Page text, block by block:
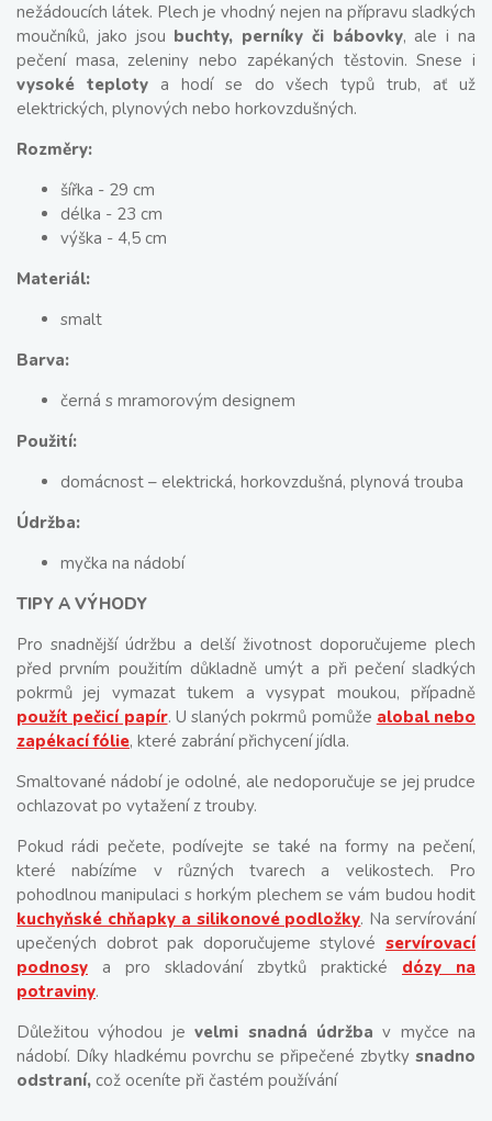
nežádoucích látek. Plech je vhodný nejen na přípravu sladkých
moučníků, jako jsou buchty, perníky či bábovky, ale i na
pečení masa, zeleniny nebo zapékaných těstovin. Snese i
vysoké teplotya hodí se do všech typů trub, ať už
elektrických, plynových nebo horkovzdušných.
Rozměry:
šířka - 29 cm
délka - 23 cm
výška - 4,5 cm
Materiál:
smalt
Barva:
černá s mramorovým designem
Použití:
domácnost – elektrická, horkovzdušná, plynová trouba
Údržba:
myčka na nádobí
TIPY A VÝHODY
Pro snadnější údržbu a delší životnost doporučujeme plech
před prvním použitím důkladně umýt a při pečení sladkých
pokrmů jej vymazat tukem a vysypat moukou, případně
použít pečicí papír. U slaných pokrmů pomůže alobal nebo
zapékací fólie, které zabrání přichycení jídla.
Smaltované nádobí je odolné, ale nedoporučuje se jej prudce
ochlazovat po vytažení z trouby.
Pokud rádi pečete, podívejte se také na formy na pečení,
které nabízíme v různých tvarech a velikostech. Pro
pohodlnou manipulaci s horkým plechem se vám budou hodit
kuchyňské chňapky a silikonové podložky. Na servírování
upečených dobrot pak doporučujeme stylové servírovací
podnosy a pro skladování zbytků praktické dózy na
potraviny.
Důležitou výhodou jevelmi snadná údržba v myčce na
nádobí. Díky hladkému povrchu se připečené zbytky snadno
odstraní, což oceníte při častém používání